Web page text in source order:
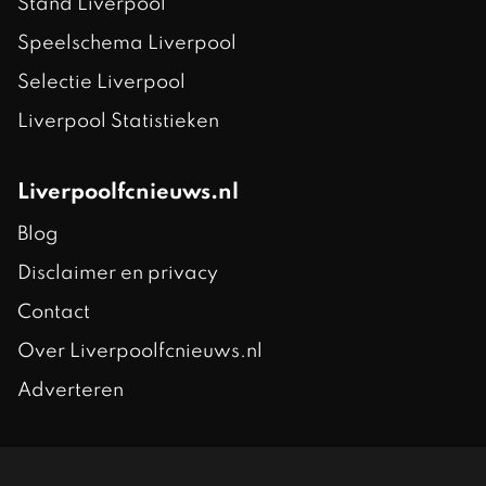
Stand Liverpool
Speelschema Liverpool
Selectie Liverpool
Liverpool Statistieken
Liverpoolfcnieuws.nl
Blog
Disclaimer en privacy
Contact
Over Liverpoolfcnieuws.nl
Adverteren